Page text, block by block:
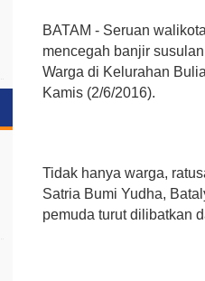
BATAM - Seruan
mencegah banjir
Warga di Kelurahan
Kamis (2/6/2016).
Tidak hanya warga,
Satria Bumi Yudha,
pemuda turut dilibatkan